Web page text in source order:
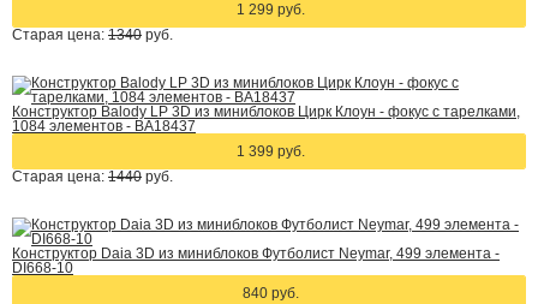
1 299 руб.
Старая цена: 1340 руб.
Конструктор Balody LP 3D из миниблоков Цирк Клоун - фокус с тарелками,
1084 элементов - BA18437
1 399 руб.
Старая цена: 1440 руб.
Конструктор Daia 3D из миниблоков Футболист Neymar, 499 элемента -
DI668-10
840 руб.